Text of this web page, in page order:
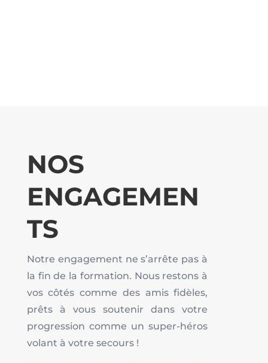
NOS
ENGAGEMEN
TS
Notre engagement ne s’arrête pas à
la fin de la formation. Nous restons à
vos côtés comme des amis fidèles,
prêts à vous soutenir dans votre
progression comme un super-héros
volant à votre secours !